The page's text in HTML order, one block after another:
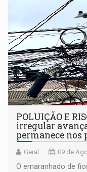
POLUIÇÃO E
irregular
permanece nos
Geral 09 de
O emaranhado de